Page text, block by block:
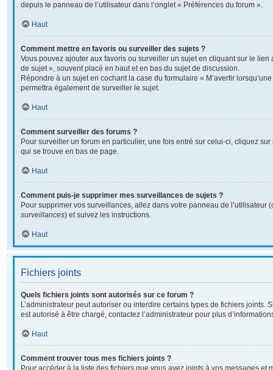
depuis le panneau de l’utilisateur dans l’onglet « Préférences du forum ».
Haut
Comment mettre en favoris ou surveiller des sujets ?
Vous pouvez ajouter aux favoris ou surveiller un sujet en cliquant sur le
de sujet », souvent placé en haut et en bas du sujet de discussion.
Répondre à un sujet en cochant la case du formulaire « M’avertir
permettra également de surveiller le sujet.
Haut
Comment surveiller des forums ?
Pour surveiller un forum en particulier, une fois entré sur celui-ci, cliquez
qui se trouve en bas de page.
Haut
Comment puis-je supprimer mes surveillances de sujets ?
Pour supprimer vos surveillances, allez dans votre panneau de l’utilisateur
surveillances) et suivez les instructions.
Haut
Fichiers joints
Quels fichiers joints sont autorisés sur ce forum ?
L’administrateur peut autoriser ou interdire certains types de fichiers joints.
est autorisé à être chargé, contactez l’administrateur pour plus
Haut
Comment trouver tous mes fichiers joints ?
Pour accéder à la liste des fichiers que vous avez joints à vos messages et